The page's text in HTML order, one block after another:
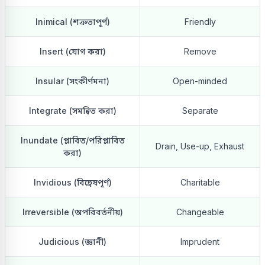
Inimical (শত্রুতাপূর্ণ) Friendly
Insert (যোগ করা) Remove
Insular (সংকীর্ণমনা) Open-minded
Integrate (সমন্বিত করা) Separate
Inundate (প্লাবিত/পরিপ্লাবিত
করা)
Drain, Use-up, Exhaust
Invidious (বিদ্বেষপূর্ণ) Charitable
Irreversible (অপরিবর্তনীয়) Changeable
Judicious (জ্ঞানী) Imprudent